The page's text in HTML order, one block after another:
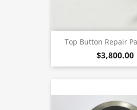
Top Button Repair
$3,800.00